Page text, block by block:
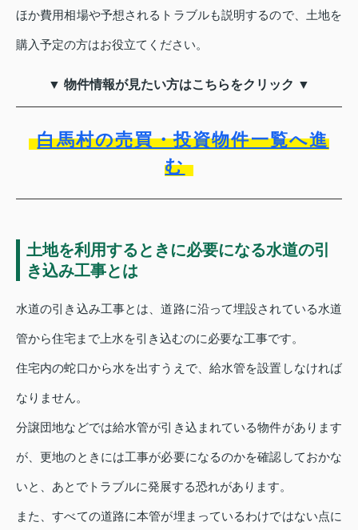
ほか費用相場や予想されるトラブルも説明するので、土地を
購入予定の方はお役立てください。
▼ 物件情報が見たい方はこちらをクリック ▼
白馬村の売買・投資物件一覧へ進
む
土地を利用するときに必要になる水道の引
き込み工事とは
水道の引き込み工事とは、道路に沿って埋設されている水道
管から住宅まで上水を引き込むのに必要な工事です。
住宅内の蛇口から水を出すうえで、給水管を設置しなければ
なりません。
分譲団地などでは給水管が引き込まれている物件があります
が、更地のときには工事が必要になるのかを確認しておかな
いと、あとでトラブルに発展する恐れがあります。
また、すべての道路に本管が埋まっているわけではない点に